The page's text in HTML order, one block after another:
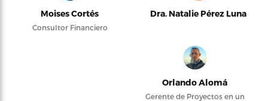
Moises Cortés
Consultor Financiero
Dra. Natalie Pérez Luna
Orlando Alomá
Gerente de Proyectos en un